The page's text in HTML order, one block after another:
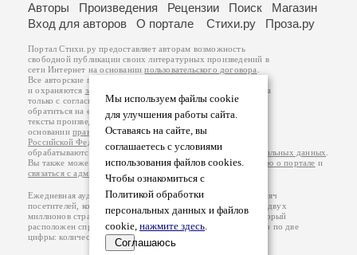
Мы используем файлы cookie
для улучшения работы сайта.
Оставаясь на сайте, вы
соглашаетесь с условиями
использования файлов cookies.
Чтобы ознакомиться с
Политикой обработки
персональных данных и файлов
cookie, нажмите здесь.
Соглашаюсь
Авторы Произведения Рецензии Поиск
Магазин
Вход для авторов
О портале Стихи.ру Проза.ру
Портал Стихи.ру предоставляет авторам возможность
свободной публикации своих литературных произведений в
сети Интернет на основаниипользовательского договора
Все авторские права на произведения принадлежат авторам
и охраняются законом
. Перепечатка произведений возможна
только с согласия его автора, к которому вы можете
обратиться на его авторской странице. Ответственность за
тексты произведений авторы несут самостоятельно на
основанииправил публикацииизаконодательства
Российской Федерации
обрабатываются на основанииПолитики обработки персональных данных
Вы также можете посмотреть более подробнуюинформацию о портале и
связаться с администрацией
Ежедневная аудитория портала Стихи.ру – порядка 200 тысяч
посетителей, которые в общей сумме просматривают более двух
миллионов страниц по данным счетчика посещаемости, который
расположен справа от этого текста. В каждой графе указано по две
цифры: количество просмотров и количество посетителей.